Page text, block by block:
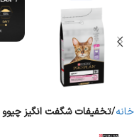
خانه تخفیفات شگفت انگیز چیوو